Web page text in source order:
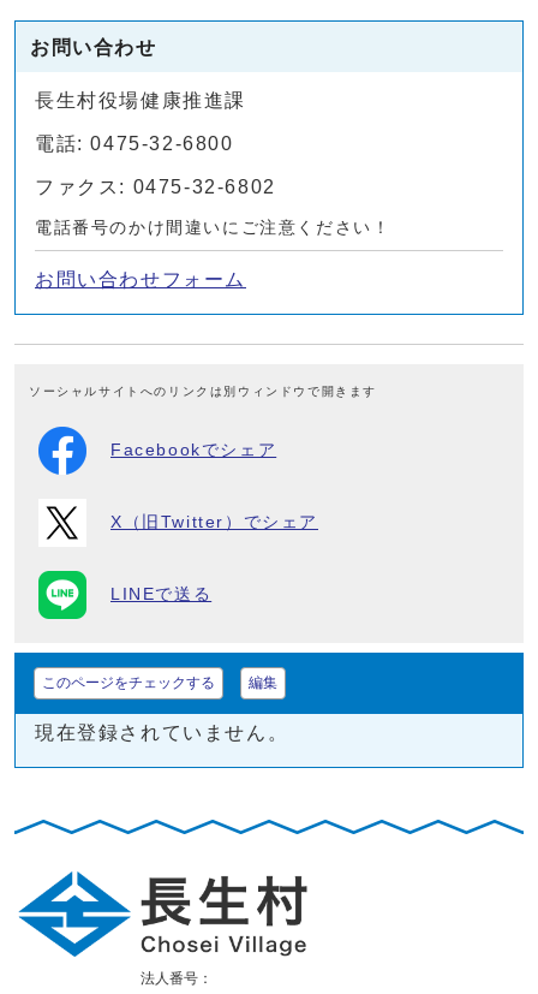
お問い合わせ
長生村役場健康推進課
電話: 0475-32-6800
ファクス: 0475-32-6802
電話番号のかけ間違いにご注意ください！
お問い合わせフォーム
ソーシャルサイトへのリンクは別ウィンドウで開きます
Facebookでシェア
X（旧Twitter）でシェア
LINEで送る
このページをチェックする 編集
現在登録されていません。
法人番号：